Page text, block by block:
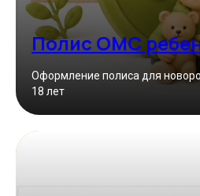
Полис ОМС
Оформление полиса для
18 лет